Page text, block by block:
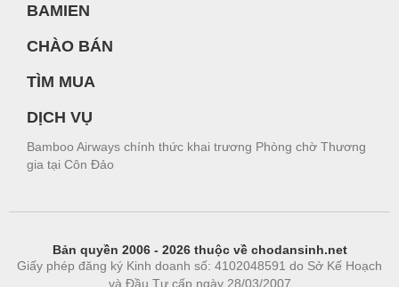
BAMIEN
CHÀO BÁN
TÌM MUA
DỊCH VỤ
Bamboo Airways chính thức khai trương Phòng chờ Thương
gia tại Côn Đảo
Bản quyền 2006 - 2026 thuộc về chodansinh.net
Giấy phép đăng ký Kinh doanh số: 4102048591 do Sở Kế Hoạch
và Đầu Tư cấp ngày 28/03/2007